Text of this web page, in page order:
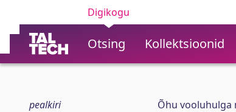
Digikogu
Otsing Kollektsioonid
pealkiri
Õhu